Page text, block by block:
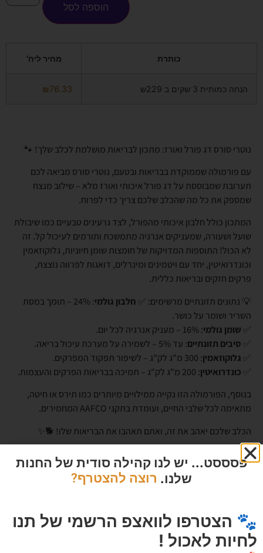
הוספה לסל
כותרת מחיר ליח'
הנחה כמותית 3 שקים ב 229ש ₪76.33
נוטרי סורס דג פורל ואורז: מתכון לבריאות מושלמת לכלב שלך! 🐾
עם פורמולה שממוקדת בבריאות ובטעם, נוטרי סורס מביאה לכם
תערובת שמבוססת על דג פורל איכותי ואורז מלא – שילוב מנצח
שמספק את כל מה שהכלב שלכם צריך כדי לפרוח.
המתכון כולל חלבון איכותי מהפורל, לצד גרעינים טבעיים כמו שיבולת
שועל ושעורה, שמעניקים אנרגיה מתמשכת ותורמים לעיכול קל. זה
לא הכול! התוספות המדויקות של חומצות שומן חיוניות, גלוקוזאמין
וכונדרואיטין, יחד עם ויטמינים ומינרלים, דואגות לפרווה נוצצת,
פרקים חזקים ובריאות כללית.
💡 נתונים תזונתיים מרשימים: ✅ חלבון גולמי
: 24% – תומך במסת
השריר ושומר על כושר.
שומן גולמי: 16% – מעניק אנרגיה לכל יום.
סיבים תזונתיים: עד 5% – לשמירה על מערכת עיכול בריאה.
גלוקוזאמין: 300 מ"ג לק"ג – לשיפור תפקוד המפרקים.
כונדרואיטין: 200 מ"ג לק"ג – תמיכה בבריאות הפרקים והעצמות.
בנוסף, הפורמולה הזו נקייה ממילויים מיותרים כמו תירס או חיטה,
מתאימה לכל שלבי החיים, ועומדת בתקני AAFCO המחמירים.
הכלב שלכם יאהב את זה, ואתם תאהבו את הבריאות שלו! 🐕✨
פסססט... יש לנו קהילה סודית של החנות
שלנו. רוצה להצטרף?
🐾 הצטרפו לוואצפ הרשמי של תנו
לחיות לאכול !